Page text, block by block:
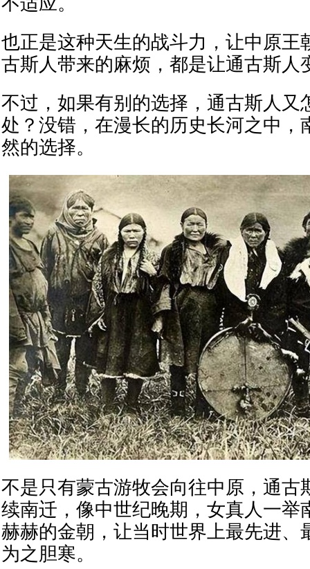
也正是这种天生的战斗力，让中原王
古斯人带来的麻烦，都是让通古斯人
不过，如果有别的选择，通古斯人又
处？没错，在漫长的历史长河之中，
然的选择。
不是只有蒙古游牧会向往中原，通古
续南迁，像中世纪晚期，女真人一举
赫赫的金朝，让当时世界上最先进、
为之胆寒。